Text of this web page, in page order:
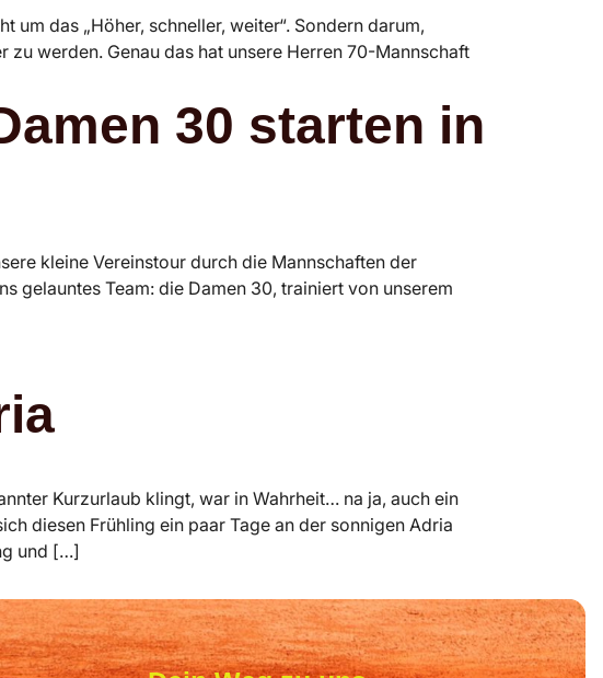
das „Höher, schneller, weiter“. Sondern darum,
werden. Genau das hat unsere Herren 70-Mannschaft
30 starten in
kleine Vereinstour durch die Mannschaften der
gelauntes Team: die Damen 30, trainiert von unserem
Kurzurlaub klingt, war in Wahrheit… na ja, auch ein
diesen Frühling ein paar Tage an der sonnigen Adria
und […]